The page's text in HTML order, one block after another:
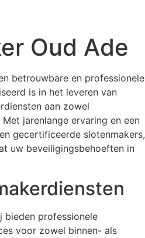
Oud Ade
betrouwbare en professionele
is in het leveren van
aan zowel
jarenlange ervaring en een
gecertificeerde slotenmakers,
uw beveiligingsbehoeften in
bieden professionele
voor zowel binnen- als